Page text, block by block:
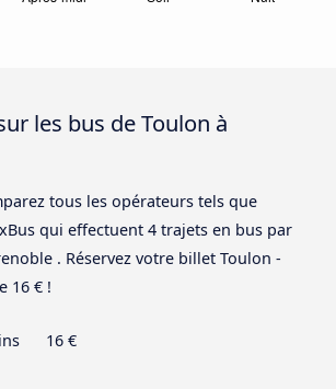
les bus de Toulon à
tous les opérateurs tels que
qui effectuent 4 trajets en bus par
. Réservez votre billet Toulon -
16 € !
16 €